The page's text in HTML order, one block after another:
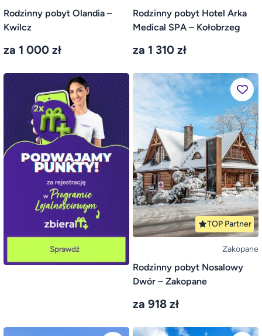
Rodzinny pobyt Olandia –
Kwilcz
za 1 000 zł
Rodzinny pobyt Hotel Arka
Medical SPA – Kołobrzeg
za 1 310 zł
TOP Partner
Zakopane
Rodzinny pobyt Nosalowy
Dwór – Zakopane
za 918 zł